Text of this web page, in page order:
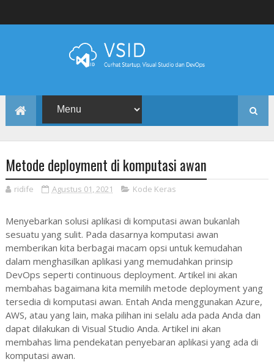
Metode deployment di komputasi awan
ridife Agustus 01, 2021 Kode Keras
Menyebarkan solusi aplikasi di komputasi awan bukanlah
sesuatu yang sulit. Pada dasarnya komputasi awan
memberikan kita berbagai macam opsi untuk kemudahan
dalam menghasilkan aplikasi yang memudahkan prinsip
DevOps seperti continuous deployment. Artikel ini akan
membahas bagaimana kita memilih metode deployment yang
tersedia di komputasi awan. Entah Anda menggunakan Azure,
AWS, atau yang lain, maka pilihan ini selalu ada pada Anda dan
dapat dilakukan di Visual Studio Anda. Artikel ini akan
membahas lima pendekatan penyebaran aplikasi yang ada di
komputasi awan.